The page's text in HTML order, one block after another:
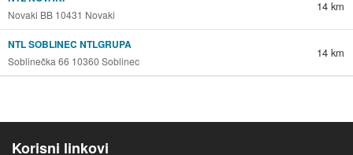
Novaki BB 10431 Novaki
14 km
NTL SOBLINEC NTLGRUPA
Soblinečka 66 10360 Soblinec
14 km
Korisni linkovi